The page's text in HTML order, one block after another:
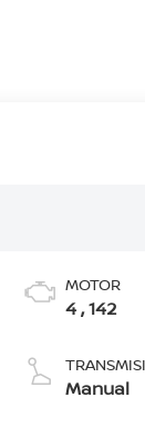
MOTOR
4 , 142
Manual